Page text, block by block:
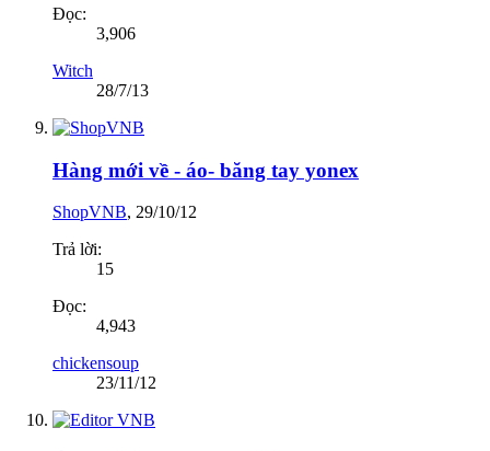
Đọc:
3,906
Witch
28/7/13
Hàng mới về - áo- băng tay yonex
ShopVNB, 29/10/12
Trả lời:
15
Đọc:
4,943
chickensoup
23/11/12